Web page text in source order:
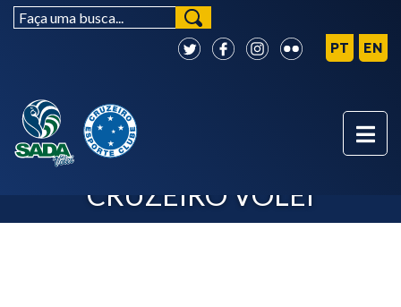
PATROCINADORES - SADA
CRUZEIRO VÔLEI